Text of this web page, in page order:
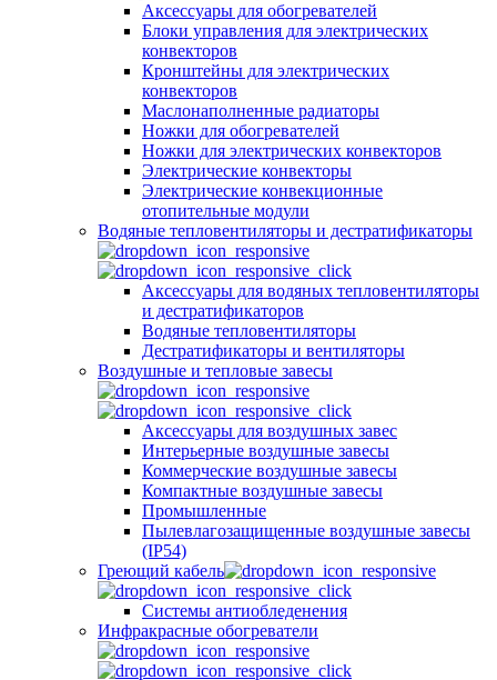
Аксессуары для обогревателей
Блоки управления для электрических
конвекторов
Кронштейны для электрических
конвекторов
Маслонаполненные радиаторы
Ножки для обогревателей
Ножки для электрических конвекторов
Электрические конвекторы
Электрические конвекционные
отопительные модули
Водяные тепловентиляторы и дестратификаторы
Аксессуары для водяных тепловентиляторы
и дестратификаторов
Водяные тепловентиляторы
Дестратификаторы и вентиляторы
Воздушные и тепловые завесы
Аксессуары для воздушных завес
Интерьерные воздушные завесы
Коммерческие воздушные завесы
Компактные воздушные завесы
Промышленные
Пылевлагозащищенные воздушные завесы
(IP54)
Греющий кабель
Системы антиобледенения
Инфракрасные обогреватели